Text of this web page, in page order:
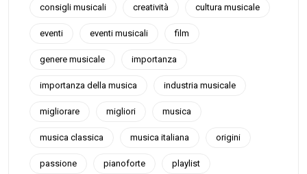
consigli musicali creatività cultura musicale
eventi eventi musicali film
genere musicale importanza
importanza della musica industria musicale
migliorare migliori musica
musica classica musica italiana origini
passione pianoforte playlist